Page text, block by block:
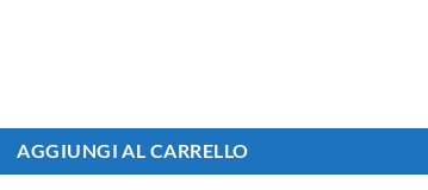
AGGIUNGI AL CARRELLO